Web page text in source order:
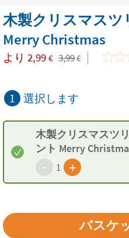
木製クリスマスツ
Merry Christmas
より 2,99 € 3,99€
1 選択します
木製クリスマスツ
ント Merry
- 1 +